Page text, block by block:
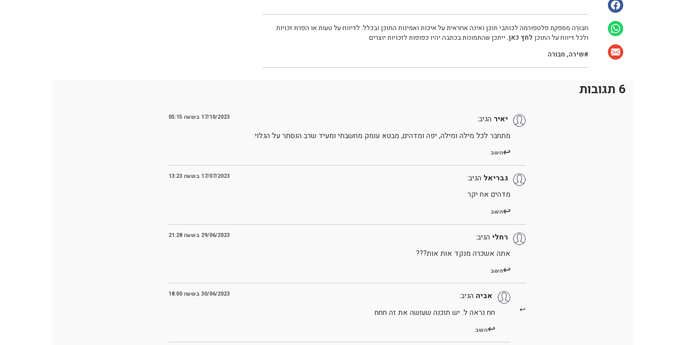
חבּוּרֶה מספקת פלטפורמה לכותבי תוכן ואינה אחראית על איכות ואמינות התוכן ובכלל. לדיווח על טעות או הפרת זכויות
ולכל דיווח על התוכן לחץ כאן. ייתכן שהתמונות בכתבה יהיו כפופות לזכויות יוצרים
#שירה, חבורה
6 תגובות
יאיר הגיב: 17/10/2023 בשעה 05:15
מתחבר לכל מילה ומילה, יפה ומדהים, מבטא עומק מחשבתי ומעיד שרב הנסתר על הגלוי
השב
גבריאל הגיב: 17/07/2023 בשעה 13:23
מדהים אח יקר
השב
רחלי הגיב: 29/06/2023 בשעה 21:28
אתה אשכרה מנקד אות אות???
השב
אביה הגיב: 30/06/2023 בשעה 18:00
חח נראה ל. יש תוכנה שעושה את זה חחח
השב